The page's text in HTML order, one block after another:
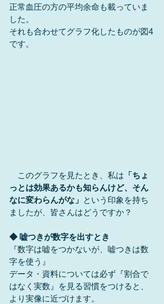
正常血圧の方の平均余命も載っていま
した。
それも合わせてグラフ化したものが図4
です。
このグラフを見たとき、私は 「ちょ
っとは効果あるかも知らんけど、そん
なに変わらんがな」 という印象を持ち
ましたが、皆さんはどうですか？
◆ 嘘つきが数字を出すとき
『数字は嘘をつかないが、嘘つきは数
字を使う』
データ・資料については必ず『割合で
はなく実数』を見る習慣をつけると、
より実像に近づけます。